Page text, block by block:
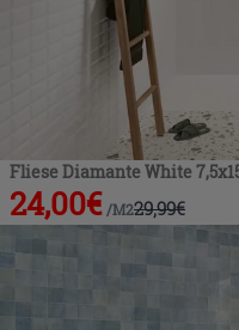
Fliese Diamante White
24,00€ /M229,99€